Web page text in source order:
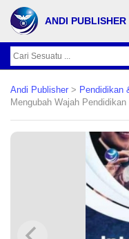
ANDI PUBLISHER
Andi Publisher > Pendidikan
Mengubah Wajah